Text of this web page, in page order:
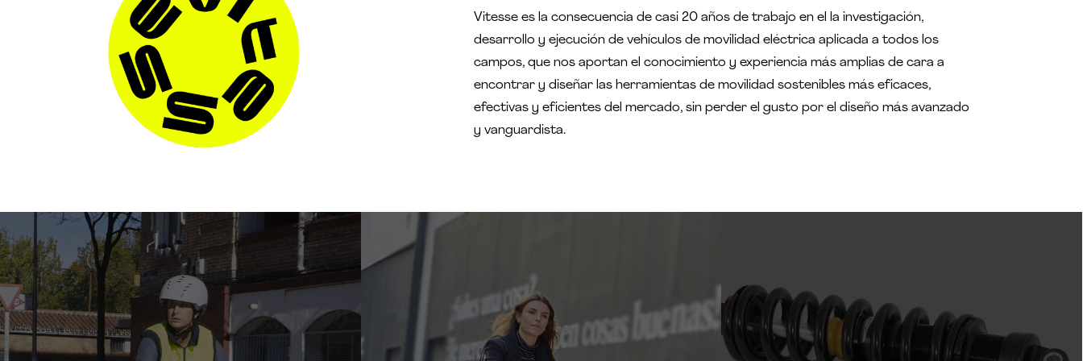
Vitesse es la consecuencia de casi 20 años de trabajo en el la investigación,
desarrollo y ejecución de vehículos de movilidad eléctrica aplicada a todos los
campos, que nos aportan el conocimiento y experiencia más amplias de cara a
encontrar y diseñar las herramientas de movilidad sostenibles más eficaces,
efectivas y eficientes del mercado, sin perder el gusto por el diseño más avanzado
y vanguardista.